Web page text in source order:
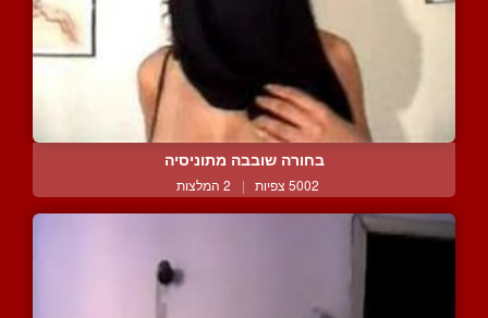
בחורה שובבה מתוניסיה
5002 צפיות | 2 המלצות